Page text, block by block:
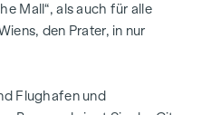
(ca. 5,3 qm)
aller verfügbaren
Mall“, als auch für alle
den Prater, in nur
Flughafen und